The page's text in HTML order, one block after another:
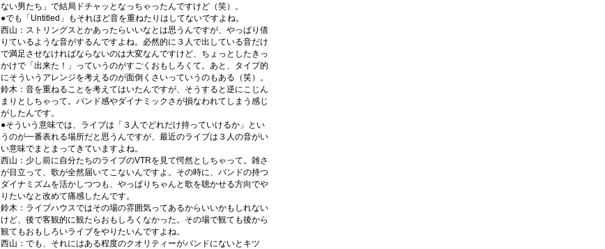
ない男たち」で結局ドチャッとなっちゃったんですけど（笑）。
●でも「Untitled」もそれほど音を重ねたりはしてないですよね。
西山：ストリングスとかあったらいいなとは思うんですが、やっぱり借
りているような音がするんですよね。必然的に３人で出している音だけ
で満足させなければならないのは大変なんですけど、ちょっとしたきっ
かけで「出来た！」っていうのがすごくおもしろくて。あと、タイプ的
にそういうアレンジを考えるのが面倒くさいっていうのもある（笑）。
鈴木：音を重ねることを考えてはいたんですが、そうすると逆にこじん
まりとしちゃって。バンド感やダイナミックさが損なわれてしまう感じ
がしたんです。
●そういう意味では、ライブは「３人でどれだけ持っていけるか」とい
うのが一番表れる場所だと思うんですが、最近のライブは３人の音がい
い意味でまとまってきていますよね。
西山：少し前に自分たちのライブのVTRを見て愕然としちゃって。雑さ
が目立って、歌が全然届いてこないんですよ。その時に、バンドの持つ
ダイナミズムを活かしつつも、やっぱりちゃんと歌を聴かせる方向でや
りたいなと改めて痛感したんです。
鈴木：ライブハウスではその場の雰囲気ってあるからいいかもしれない
けど、後で客観的に観たらおもしろくなかった。その場で観ても後から
観てもおもしろいライブをやりたいんですよね。
西山：でも、それにはある程度のクオリティーがバンドにないとキツ